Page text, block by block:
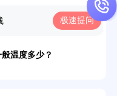
极速提问
标准有哪些？
温度多少？